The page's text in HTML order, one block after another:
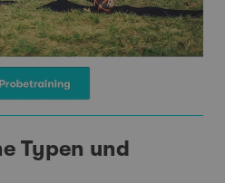
Typen und